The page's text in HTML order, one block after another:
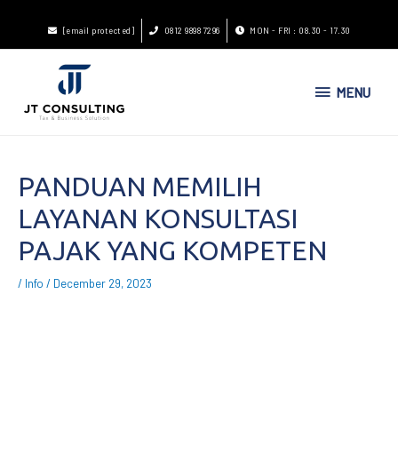
[email protected] 0812 9898 7296 MON - FRI : 08.30 - 17.30
MENU
PANDUAN MEMILIH
LAYANAN KONSULTASI
PAJAK YANG KOMPETEN
/ Info / December 29, 2023